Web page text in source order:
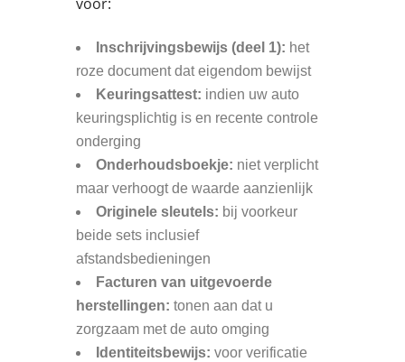
Inschrijvingsbewijs (deel 1): het
roze document dat eigendom bewijst
Keuringsattest: indien uw auto
keuringsplichtig is en recente controle
onderging
Onderhoudsboekje: niet verplicht
maar verhoogt de waarde aanzienlijk
Originele sleutels: bij voorkeur
beide sets inclusief
afstandsbedieningen
Facturen van uitgevoerde
herstellingen: tonen aan dat u
zorgzaam met de auto omging
Identiteitsbewijs: voor verificatie